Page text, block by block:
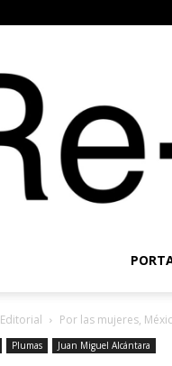
Editorial Por las mujeres,
Plumas Juan Miguel Alcántara